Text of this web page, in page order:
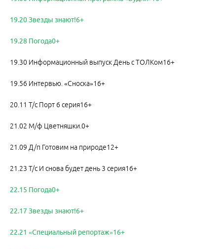
19.20 Звезды знают!6+
19.28 Погода0+
19.30 Информационный выпуск День с ТОЛКом16+
19.56 Интервью. «Сноска»16+
20.11 Т/с Порт 6 серия16+
21.02 М/ф Цветняшки.0+
21.09 Д/п Готовим на природе12+
21.23 Т/с И снова будет день 3 серия16+
22.15 Погода0+
22.17 Звезды знают!6+
22.21 «Специальный репортаж»16+